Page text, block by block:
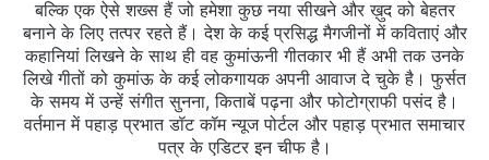
बल्कि एक ऐसे शख्स हैं जो हमेशा कुछ नया सीखने और ख़ुद को बेहतर
बनाने के लिए तत्पर रहते हैं। देश के कई प्रसिद्ध मैगजीनों में कविताएं और
कहानियां लिखने के साथ ही वह कुमांऊनी गीतकार भी हैं अभी तक उनके
लिखे गीतों को कुमांऊ के कई लोकगायक अपनी आवाज दे चुके है। फुर्सत
के समय में उन्हें संगीत सुनना, किताबें पढ़ना और फोटोग्राफी पसंद है।
वर्तमान में पहाड़ प्रभात डॉट कॉम न्यूज पोर्टल और पहाड़ प्रभात समाचार
पत्र के एडिटर इन चीफ है।